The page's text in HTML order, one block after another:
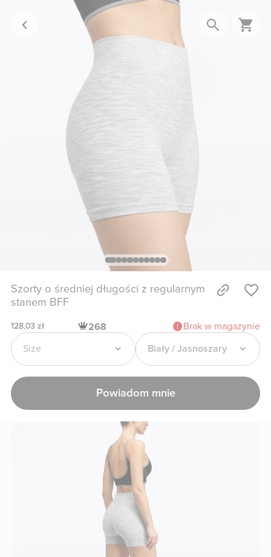
Szorty o średniej długości z regularnym
stanem BFF
128,03 zł 268
Brak w magazynie
Biały / Jasnoszary
Size
Powiadom mnie